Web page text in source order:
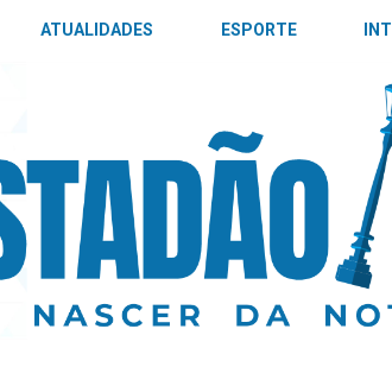
ATUALIDADES ESPORTE